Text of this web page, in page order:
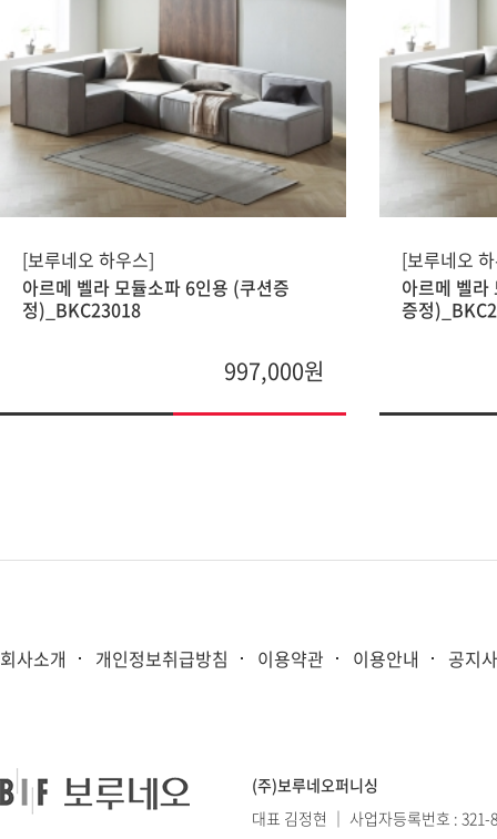
[보루네오 하우스]
아르메 벨라 모듈소파 6인용 (쿠션증
정)_BKC23018
997,000원
[보루네오
아르메 벨
증정
회사소개 개인정보취급방침 이용약관 이용안내 공지
(주)보루네오퍼니싱
대표 김정현 ｜ 사업자등록번호 : 321-